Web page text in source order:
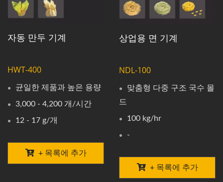
자동 만두 기계
HWT-400
균일한 제품과 높은 용량
3,000 - 4,200 개/시간
12 - 17 g/개
+ 목록에 추가
상업용 면 기계
NDL-100
맞춤형 다중 구조 국수 몰
드
100 kg/hr
-
+ 목록에 추가